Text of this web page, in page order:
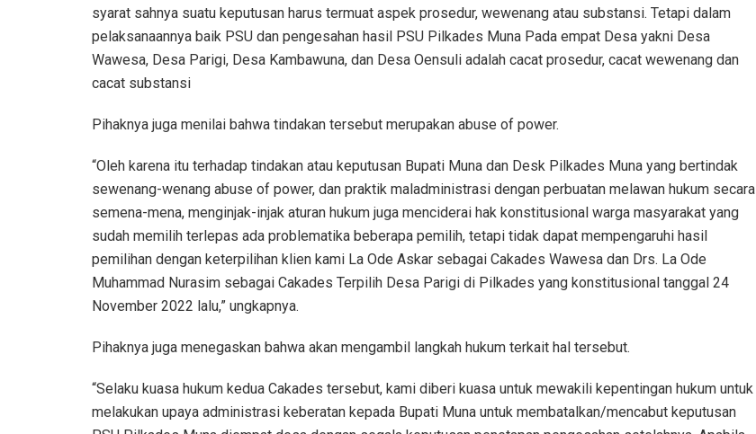
syarat sahnya suatu keputusan harus termuat aspek prosedur, wewenang atau substansi. Tetapi dalam
pelaksanaannya baik PSU dan pengesahan hasil PSU Pilkades Muna Pada empat Desa yakni Desa
Wawesa, Desa Parigi, Desa Kambawuna, dan Desa Oensuli adalah cacat prosedur, cacat wewenang dan
cacat substansi
Pihaknya juga menilai bahwa tindakan tersebut merupakan abuse of power.
“Oleh karena itu terhadap tindakan atau keputusan Bupati Muna dan Desk Pilkades Muna yang bertindak
sewenang-wenang abuse of power, dan praktik maladministrasi dengan perbuatan melawan hukum secara
semena-mena, menginjak-injak aturan hukum juga menciderai hak konstitusional warga masyarakat yang
sudah memilih terlepas ada problematika beberapa pemilih, tetapi tidak dapat mempengaruhi hasil
pemilihan dengan keterpilihan klien kami La Ode Askar sebagai Cakades Wawesa dan Drs. La Ode
Muhammad Nurasim sebagai Cakades Terpilih Desa Parigi di Pilkades yang konstitusional tanggal 24
November 2022 lalu,” ungkapnya.
Pihaknya juga menegaskan bahwa akan mengambil langkah hukum terkait hal tersebut.
“Selaku kuasa hukum kedua Cakades tersebut, kami diberi kuasa untuk mewakili kepentingan hukum untuk
melakukan upaya administrasi keberatan kepada Bupati Muna untuk membatalkan/mencabut keputusan